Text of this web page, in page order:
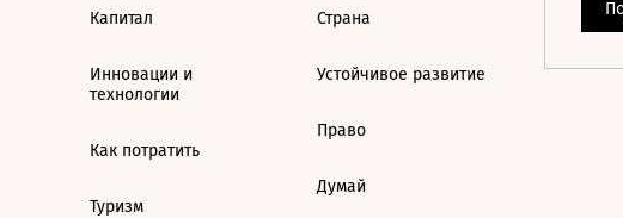
Капитал
Инновации и
технологии
Как потратить
Туризм
Страна
Устойчивое развитие
Право
Думай